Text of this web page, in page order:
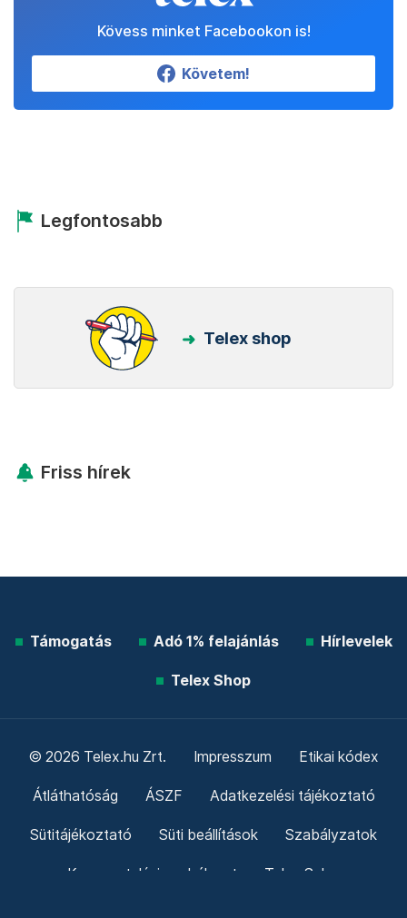
Kövess minket Facebookon is!
Követem!
Legfontosabb
Telex shop
Friss hírek
Támogatás Adó 1% felajánlás Hírlevelek
Telex Shop
© 2026 Telex.hu Zrt. Impresszum Etikai kódex
Átláthatóság ÁSZF Adatkezelési tájékoztató
Sütitájékoztató Süti beállítások Szabályzatok
Kommentelési szabályzat Telex Sales